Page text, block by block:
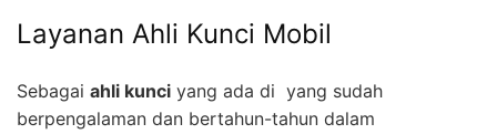
Layanan Ahli Kunci Mobil
Sebagai ahli kunci yang ada di yang sudah
berpengalaman dan bertahun-tahun dalam